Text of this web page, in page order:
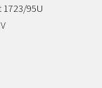
1723/95U